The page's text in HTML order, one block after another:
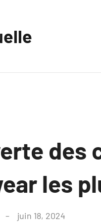
des
les
juin 18, 2024